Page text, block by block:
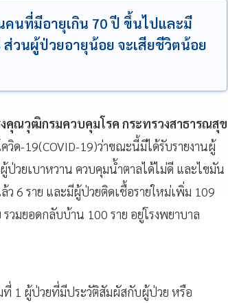
คนที่มีอายุเกิน 70 ปี ขึ้นไปและมี
ส่วนผู้ป่วยอายุน้อย จะเสียชีวิตน้อย
ณวุฒิกรมควบคุมโรค กระทรวงสาธารณสุข
วิด-19(COVID-19)ว่าขณะนี้มีได้รับรายงานผู้
วยเบาหวาน ควบคุมน้ำตาลได้ไม่ดี และไขมัน
6 ราย และมีผู้ป่วยติดเชื้อรายใหม่เพิ่ม 109
วมยอดกลับบ้าน 100 ราย อยู่โรงพยาบาล
1 ผู้ป่วยที่มีประวัติสัมผัสกับผู้ป่วย หรือ